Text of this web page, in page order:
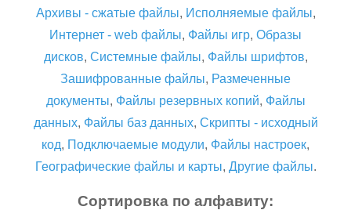
Архивы - сжатые файлы, Исполняемые файлы,
Интернет - web файлы, Файлы игр, Образы
дисков, Системные файлы, Файлы шрифтов,
Зашифрованные файлы, Размеченные
документы, Файлы резервных копий, Файлы
данных, Файлы баз данных, Скрипты - исходный
код, Подключаемые модули, Файлы настроек,
Географические файлы и карты, Другие файлы.
Сортировка по алфавиту: